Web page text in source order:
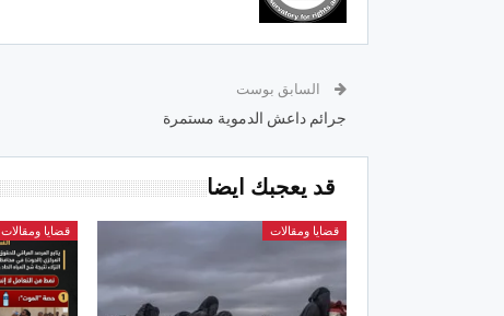
السابق بوست
جرائم داعش الدموية مستمرة
قد يعجبك ايضا
قضايا ومقالات قضايا ومقالات